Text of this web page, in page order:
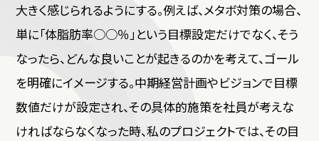
大きく感じられるようにする。例えば、メタボ対策の場合、
単に「体脂肪率○○％」という目標設定だけでなく、そう
なったら、どんな良いことが起きるのかを考えて、ゴール
を明確にイメージする。中期経営計画やビジョンで目標
数値だけが設定され、その具体的施策を社員が考えな
ければならなくなった時、私のプロジェクトでは、その目